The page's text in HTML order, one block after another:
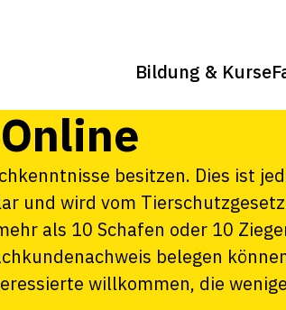
Bildung & Kurse
für die
und
besitzen. Dies ist
und wird vom Tierschutzgesetz
als 10 Schafen oder 10
belegen
willkommen, die